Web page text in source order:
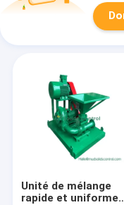
Unité de mélange
rapide et uniforme